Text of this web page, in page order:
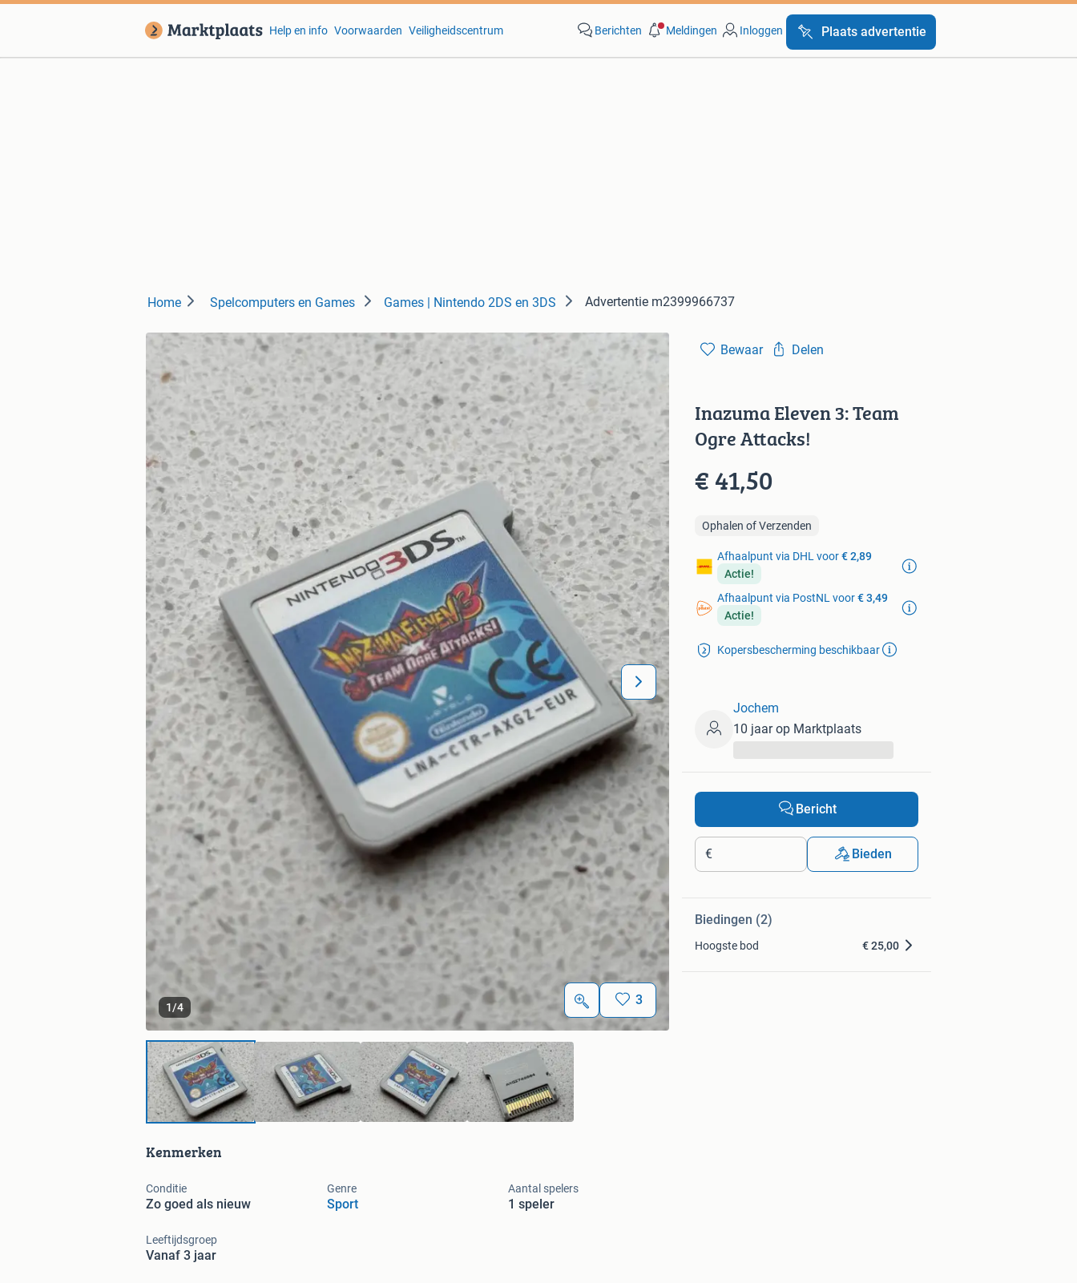
Help en info Voorwaarden Veiligheidscentrum Berichten Meldingen Inloggen Plaats advertentie
Home Spelcomputers en Games Games | Nintendo 2DS en 3DS Advertentie m2399966737
1/4 3
Kenmerken
Conditie
Zo goed als nieuw
Genre
Sport
Aantal spelers
1 speler
Leeftijdsgroep
Vanaf 3 jaar
Bewaar Delen
Inazuma Eleven 3: Team
Ogre Attacks!
€ 41,50
Ophalen of Verzenden
Afhaalpunt via DHL voor€ 2,89
Actie!
Afhaalpunt via PostNL voor€ 3,49
Actie!
Kopersbescherming beschikbaar
Jochem
10 jaar op Marktplaats
Bericht
€ Bieden
Biedingen (2)
Hoogste bod € 25,00